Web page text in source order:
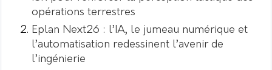
opérations terrestres
Eplan Next26 : l’IA, le jumeau numérique et
l’automatisation redessinent l’avenir de
l’ingénierie